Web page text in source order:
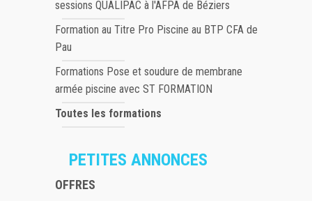
sessions QUALIPAC à l'AFPA de Béziers
Formation au Titre Pro Piscine au BTP CFA de
Pau
Formations Pose et soudure de membrane
armée piscine avec ST FORMATION
Toutes les formations
PETITES ANNONCES
OFFRES